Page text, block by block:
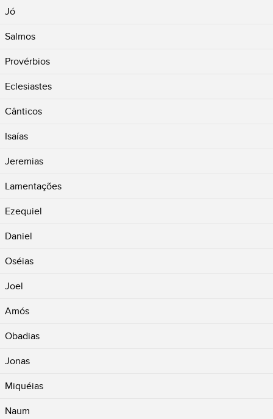
Jó
Salmos
Provérbios
Eclesiastes
Cânticos
Isaías
Jeremias
Lamentações
Ezequiel
Daniel
Oséias
Joel
Amós
Obadias
Jonas
Miquéias
Naum